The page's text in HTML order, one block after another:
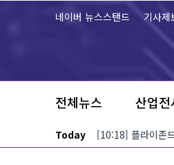
네이버 뉴스스탠드 기사제
전체뉴스 산업전
Today [10:18] 플라이존